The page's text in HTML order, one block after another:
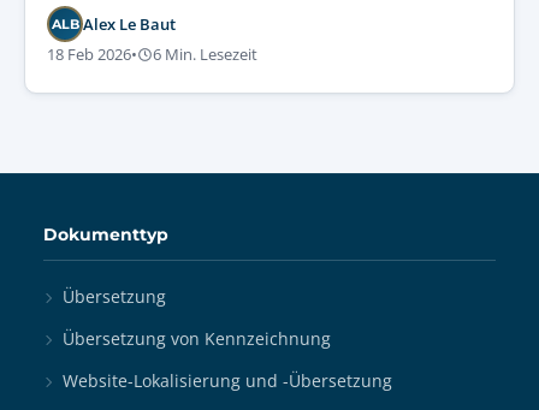
und regulatorische Compliance gewährleisten.
ALB Alex Le Baut
18 Feb 2026• 6 Min. Lesezeit
Dokumenttyp
Übersetzung
Übersetzung von Kennzeichnung
Website-Lokalisierung und -Übersetzung